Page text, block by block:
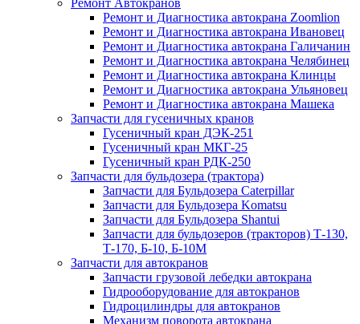
Ремонт Автокранов
Ремонт и Диагностика автокрана Zoomlion
Ремонт и Диагностика автокрана Ивановец
Ремонт и Диагностика автокрана Галичанин
Ремонт и Диагностика автокрана Челябинец
Ремонт и Диагностика автокрана Клинцы
Ремонт и Диагностика автокрана Ульяновец
Ремонт и Диагностика автокрана Машека
Запчасти для гусеничных кранов
Гусеничный кран ДЭК-251
Гусеничный кран МКГ-25
Гусеничный кран РДК-250
Запчасти для бульдозера (трактора)
Запчасти для Бульдозера Caterpillar
Запчасти для Бульдозера Komatsu
Запчасти для Бульдозера Shantui
Запчасти для бульдозеров (тракторов) Т-130,
Т-170, Б-10, Б-10М
Запчасти для автокранов
Запчасти грузовой лебедки автокрана
Гидрооборудование для автокранов
Гидроцилиндры для автокранов
Механизм поворота автокрана